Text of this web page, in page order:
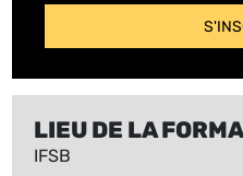
LIEU DE LA
IFSB